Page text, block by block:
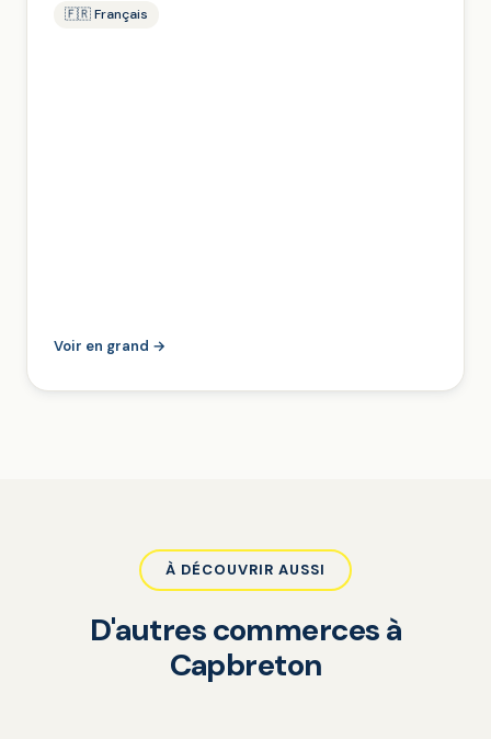
🇫🇷 Français
Voir en grand →
À DÉCOUVRIR AUSSI
D'autres commerces à
Capbreton